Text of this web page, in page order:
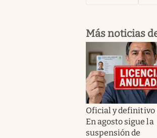
Más noticias
Oficial y definitivo
En agosto sigue la
suspensión de